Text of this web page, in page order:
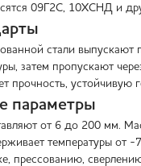
09Г2С, 10ХСНД и
стали
затем пропускают
прочность,
параметры
от 6 до 200 мм.
температуры от
прессованию,